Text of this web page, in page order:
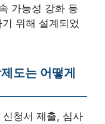
가능성 강화 등
위해 설계되었
도는 어떻게
청서 제출, 심사